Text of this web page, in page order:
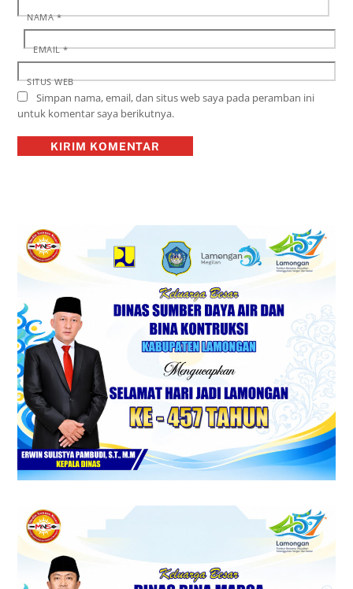
NAMA*
EMAIL*
SITUS WEB
Simpan nama, email, dan situs web saya pada peramban ini
untuk komentar saya berikutnya.